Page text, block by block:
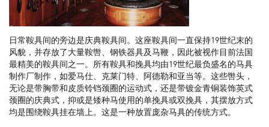
日常鞍具间的旁边是庆典鞍具间。这座鞍具间一直保持19世纪末的
风貌，并存放了大量鞍辔、钢铁器具及马鞭，因此被视作目前法国
最精美的鞍具间之一。所有鞍具和挽具均由19世纪最负盛名的马具
制作厂制作，如爱马仕、克莱门特、阿德勒和亚当等。这些辔头，
无论是带胸带和皮质铃铛颈圈的运动式，还是带镀金青铜装饰英式
颈圈的庆典式，抑或是矮种马使用的单挽具或双挽具，其摆放方式
均是围绕鞍具挂在墙上。这是一种放置庞杂马具的传统方式。